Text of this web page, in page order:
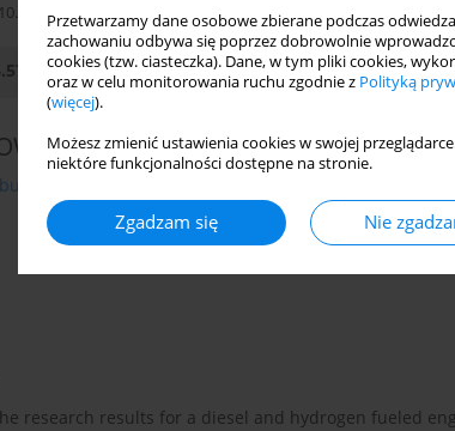
Przetwarzamy dane osobowe zbierane podczas
zachowaniu odbywa się poprzez dobrowolnie
cookies (tzw. ciasteczka). Dane, w tym pliki cookies,
oraz w celu monitorowania ruchu zgodnie z Polityką
(więcej).
Możesz zmienić ustawienia cookies w swojej
niektóre funkcjonalności dostępne na stronie.
Zgadzam się Nie
22998624/149300
MB)
engine
research results for a diesel and hydrogen fueled